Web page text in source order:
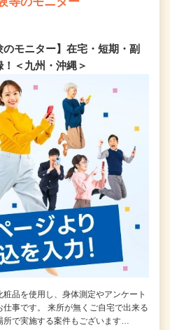
のモニター】在宅・短期・副
＜九州・沖縄＞
品を使用し、身体測定やアンケート
仕事です。 来所が無くご自宅で出来る
所で実施する案件もございます…